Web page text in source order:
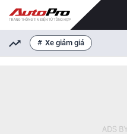
Xe giảm giá